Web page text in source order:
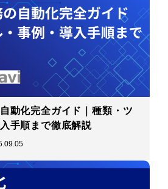
動化完全ガイド｜種類・ツ
手順まで徹底解説